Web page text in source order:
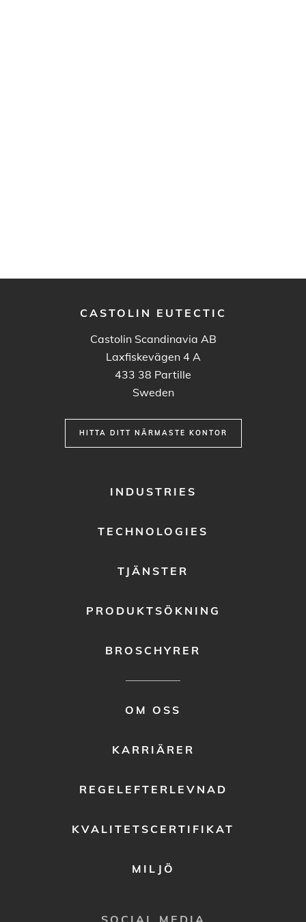
CASTOLIN EUTECTIC
Castolin Scandinavia AB
Laxfiskevägen 4 A
433 38 Partille
Sweden
HITTA DITT NÄRMASTE KONTOR
INDUSTRIES
TECHNOLOGIES
TJÄNSTER
PRODUKTSÖKNING
BROSCHYRER
OM OSS
KARRIÄRER
REGELEFTERLEVNAD
KVALITETSCERTIFIKAT
MILJÖ
SOCIAL MEDIA